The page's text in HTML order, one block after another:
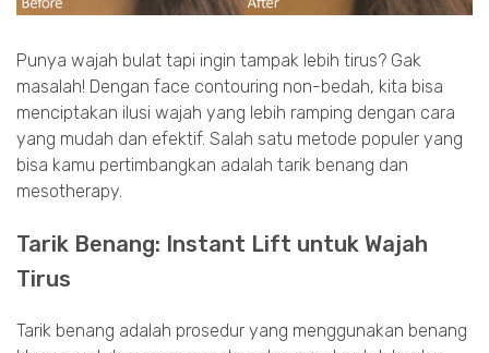
Punya wajah bulat tapi ingin tampak lebih tirus? Gak
masalah! Dengan face contouring non-bedah, kita bisa
menciptakan ilusi wajah yang lebih ramping dengan cara
yang mudah dan efektif. Salah satu metode populer yang
bisa kamu pertimbangkan adalah tarik benang dan
mesotherapy.
Tarik Benang: Instant Lift untuk Wajah
Tirus
Tarik benang adalah prosedur yang menggunakan benang